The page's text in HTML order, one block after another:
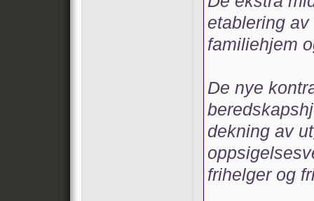
etablering
familiehjem
De nye
dekning av
frihelger og